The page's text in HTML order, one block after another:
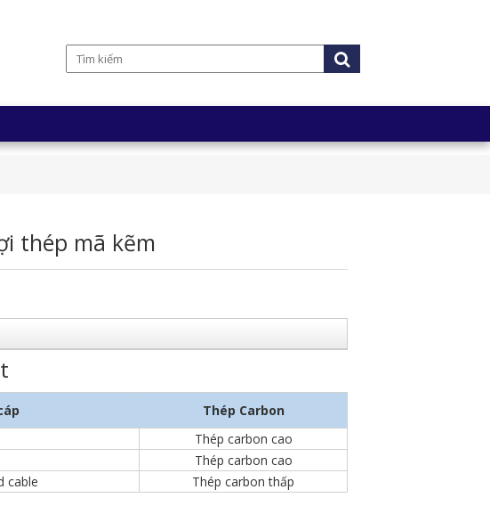
thép mã kẽm
Thép Carbon
Thép carbon cao
Thép carbon cao
cable Thép carbon thấp